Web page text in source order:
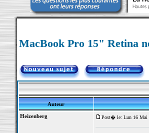
MacBook Pro 15" Retina
Auteur
Heizenberg
Post� le: Lun 16 Mai